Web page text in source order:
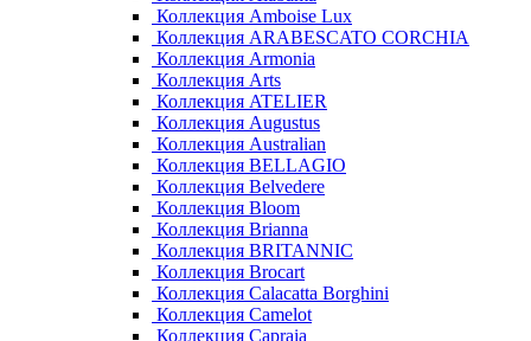
Коллекция Amboise Lux
Коллекция ARABESCATO CORCHIA
Коллекция Armonia
Коллекция Arts
Коллекция ATELIER
Коллекция Augustus
Коллекция Australian
Коллекция BELLAGIO
Коллекция Belvedere
Коллекция Bloom
Коллекция Brianna
Коллекция BRITANNIC
Коллекция Brocart
Коллекция Calacatta Borghini
Коллекция Camelot
Коллекция Capraia